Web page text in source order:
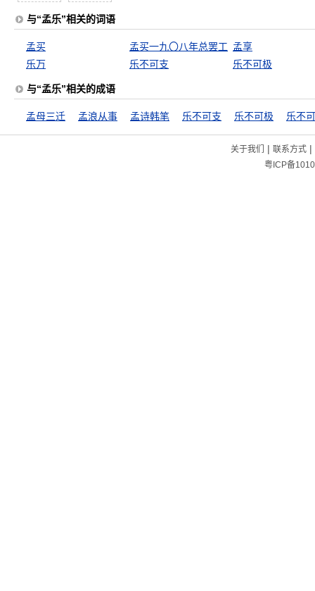
与“孟乐”相关的词语
孟买 孟买一九〇八年总罢工 孟享
乐万
乐不可支 乐不可极
与“孟乐”相关的成语
孟母三迁 孟浪从事 孟诗韩笔 乐不可支 乐不可极 乐不
关于我们 | 联系方式|
粤ICP备